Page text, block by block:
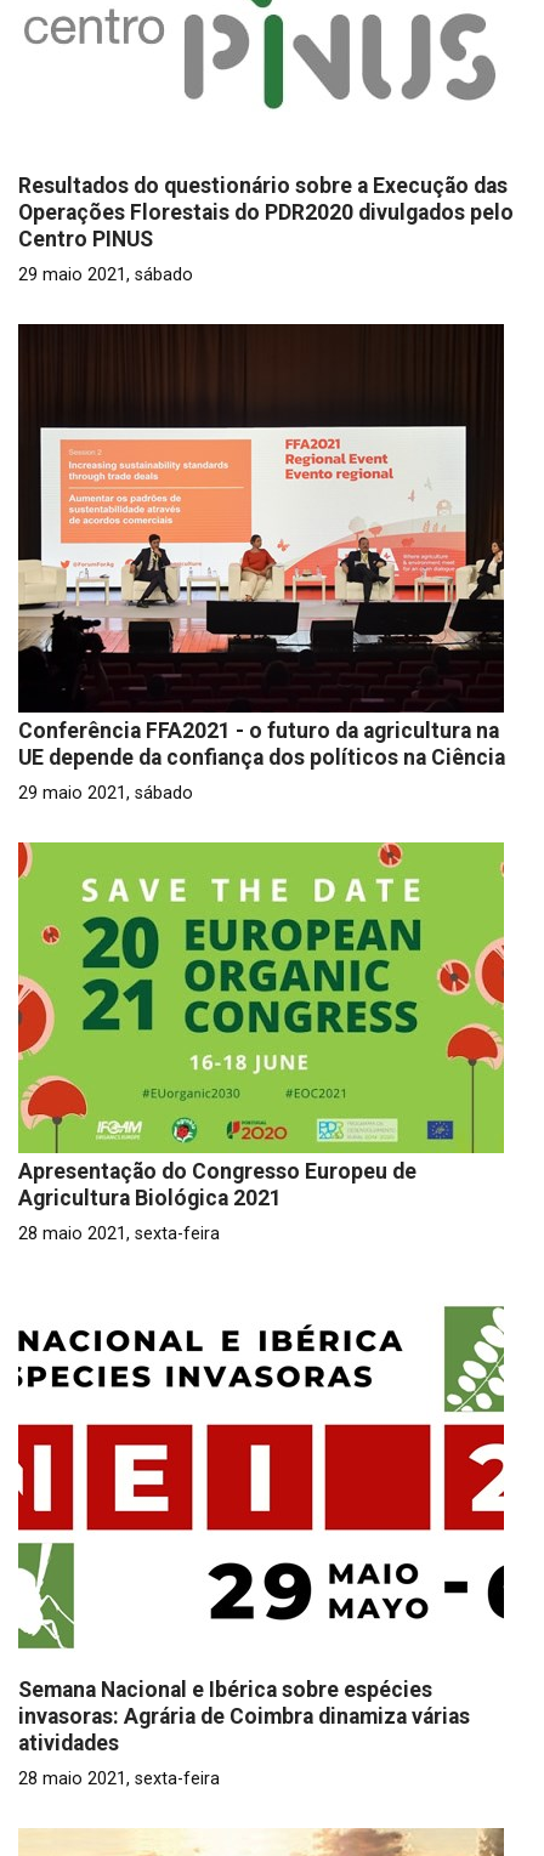
Resultados do questionário sobre a Execução das
Operações Florestais do PDR2020 divulgados pelo
Centro PINUS
29 maio 2021, sábado
Conferência FFA2021 - o futuro da agricultura na
UE depende da confiança dos políticos na Ciência
29 maio 2021, sábado
Apresentação do Congresso Europeu de
Agricultura Biológica 2021
28 maio 2021, sexta-feira
Semana Nacional e Ibérica sobre espécies
invasoras: Agrária de Coimbra dinamiza várias
atividades
28 maio 2021, sexta-feira